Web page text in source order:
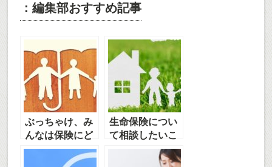
：編集部おすすめ記事
ぶっちゃけ、み
んなは保険にど
れくらい入って
生命保険につい
て相談したいこ